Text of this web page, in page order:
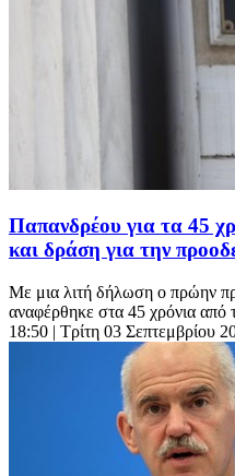
Παπανδρέου για τα 45
και δράση για την
Με μια λιτή δήλωση ο πρώην
αναφέρθηκε στα 45 χρόνια από
18:50 | Τρίτη 03 Σεπτεμβρίου